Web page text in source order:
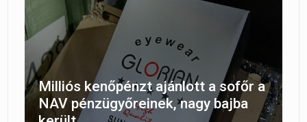
Milliós kenőpénzt ajánlott a sofőr a
NAV pénzügyőreinek, nagy bajba